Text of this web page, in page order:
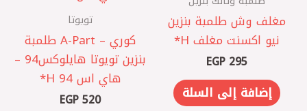
مغلف وش طلمبة بنزين
نيو اكسنت مغلف H*
EGP 295
إضافة إلى السلة
تويوتا
كوري – A-Part طلمبة
بنزين تويوتا هايلوكس94 –
هاي اس 94 H*
EGP520